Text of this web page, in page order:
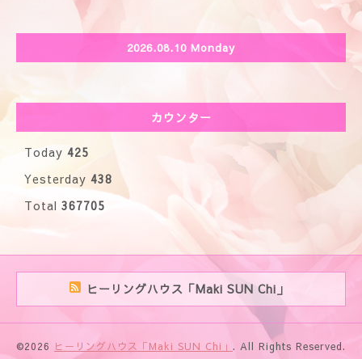
2026.08.10 Monday
カウンター
Today 425
Yesterday 438
Total 367705
ヒーリングハウス「Maki SUN Chi」
©2026 ヒーリングハウス「Maki SUN Chi」 . All Rights Reserved.